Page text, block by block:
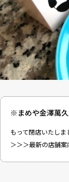
※まめや金澤萬
もって閉店いたしま
＞＞＞最新の店舗案